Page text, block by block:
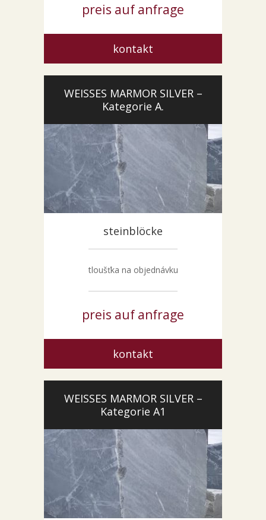
preis auf anfrage
kontakt
WEISSES MARMOR SILVER –
Kategorie A.
steinblöcke
tloušťka na objednávku
preis auf anfrage
kontakt
WEISSES MARMOR SILVER –
Kategorie A1